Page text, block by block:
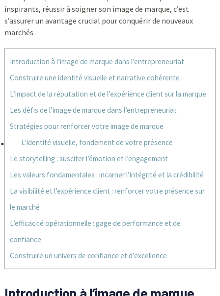
inspirants, réussir à soigner son image de marque, c’est
s’assurer un avantage crucial pour conquérir de nouveaux
marchés.
Introduction à l’image de marque dans l’entrepreneuriat
Construire une identité visuelle et narrative cohérente
L’impact de la réputation et de l’expérience client sur la marque
Les défis de l’image de marque dans l’entrepreneuriat
Stratégies pour renforcer votre image de marque
L’identité visuelle, fondement de votre présence
Le storytelling : susciter l’émotion et l’engagement
Les valeurs fondamentales : incarner l’intégrité et la crédibilité
La visibilité et l’expérience client : renforcer votre présence sur
le marché
L’efficacité opérationnelle : gage de performance et de
confiance
Construire un univers de confiance et d’excellence